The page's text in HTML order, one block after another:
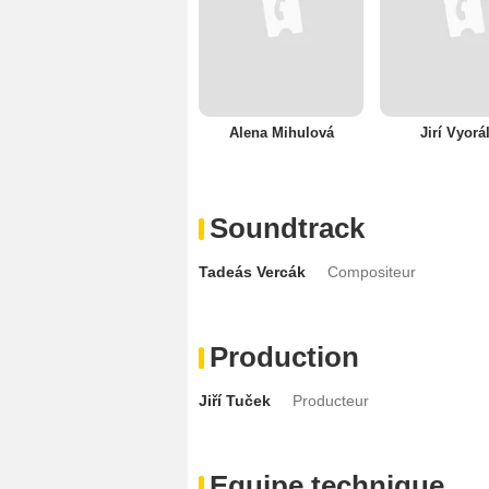
Alena Mihulová Jirí
Soundtrack
Tadeás Vercák Compositeur
Production
Jiří Tuček Producteur